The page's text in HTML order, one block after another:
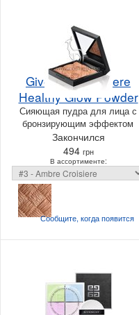
Givenchy Croisiere
Healthy Glow Powder
Сияющая пудра для лица с
бронзирующим эффектом
Закончился
494 грн
В ассортименте:
Сообщите, когдапоявится